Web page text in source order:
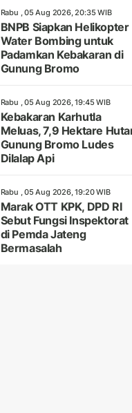
Rabu , 05 Aug 2026, 20:35 WIB
BNPB Siapkan Helikopter
Water Bombing untuk
Padamkan Kebakaran di
Gunung Bromo
Rabu , 05 Aug 2026, 19:45 WIB
Kebakaran Karhutla
Meluas, 7,9 Hektare
Gunung Bromo Ludes
Dilalap Api
Rabu , 05 Aug 2026, 19:20 WIB
Marak OTT KPK, DPD RI
Sebut Fungsi Inspektorat
di Pemda Jateng
Bermasalah